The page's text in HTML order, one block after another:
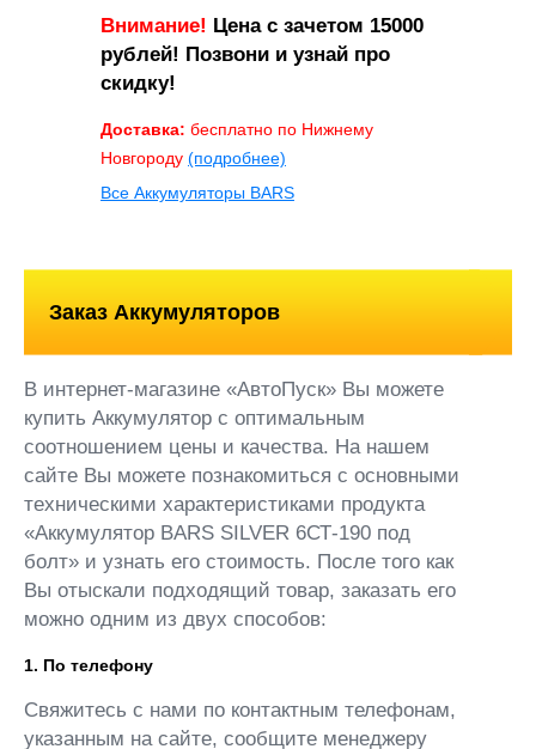
Внимание! Цена с зачетом 15000
рублей! Позвони и узнай про
скидку!
Доставка: бесплатно по Нижнему
Новгороду (подробнее)
Все Аккумуляторы BARS
Заказ Аккумуляторов
В интернет-магазине «АвтоПуск» Вы можете
купить Аккумулятор с оптимальным
соотношением цены и качества. На нашем
сайте Вы можете познакомиться с основными
техническими характеристиками продукта
«Аккумулятор BARS SILVER 6СТ-190 под
болт» и узнать его стоимость. После того как
Вы отыскали подходящий товар, заказать его
можно одним из двух способов:
1. По телефону
Свяжитесь с нами по контактным телефонам,
указанным на сайте, сообщите менеджеру